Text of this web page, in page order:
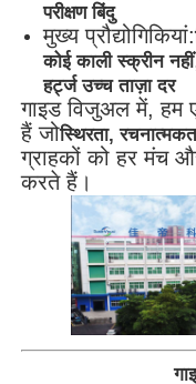
परीक्षण बिंदु
मुख्य प्रौद्योगिकियां:
कोई काली स्क्रीन नहीं
हर्ट्ज उच्च ताज़ा दर
गाइड विजुअल में, हम
हैं जोस्थिरता,
ग्राहकों को हर मंच
करते हैं।